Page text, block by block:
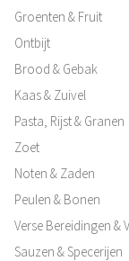
Groenten & Fruit
Ontbijt
Brood & Gebak
Kaas & Zuivel
Pasta, Rijst & Granen
Zoet
Noten & Zaden
Peulen & Bonen
Verse Bereidingen &
Sauzen & Specerijen